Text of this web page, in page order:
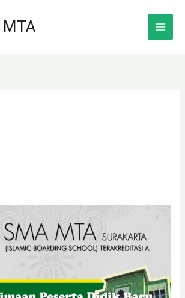
MTA